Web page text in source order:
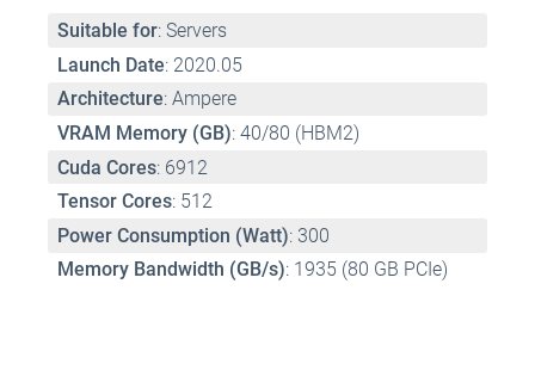
Suitable for: Servers
Launch Date: 2020.05
Architecture: Ampere
VRAM Memory (GB): 40/80 (HBM2)
Cuda Cores: 6912
Tensor Cores: 512
Power Consumption (Watt): 300
Memory Bandwidth (GB/s): 1935 (80 GB PCIe)